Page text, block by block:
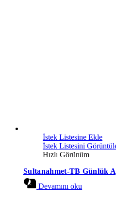
İstek Listesine Ekle
İstek Listesini
Hızlı Görünüm
Sultanahmet-TB Günlük
Devamını oku